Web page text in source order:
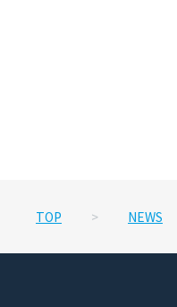
TOP > NEWS